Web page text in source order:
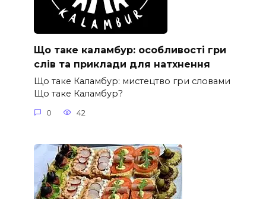
Що таке каламбур: особливості гри
слів та приклади для натхнення
Що таке Каламбур: мистецтво гри словами
Що таке Каламбур?
0 42